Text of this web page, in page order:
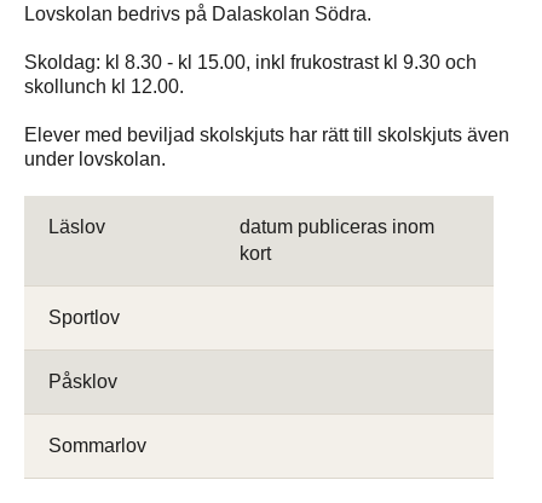
Lovskolan bedrivs på Dalaskolan Södra.
Skoldag: kl 8.30 - kl 15.00, inkl frukostrast kl 9.30 och
skollunch kl 12.00.
Elever med beviljad skolskjuts har rätt till skolskjuts även
under lovskolan.
Läslov
datum publiceras inom
kort
Sportlov
Påsklov
Sommarlov